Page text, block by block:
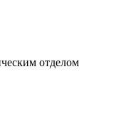
отделом